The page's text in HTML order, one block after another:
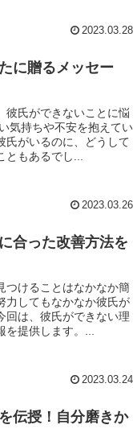
2023.03.28
に贈るメッセー
彼氏ができないことに悩
気持ちや不安を抱えてい
氏がいるのに、どうして
もあるでし...
2023.03.26
合った改善方法を
つけることはなかなか簡
力してもなかなか彼氏が
回は、彼氏ができない理
提供します。...
2023.03.24
伝授！自分磨きか